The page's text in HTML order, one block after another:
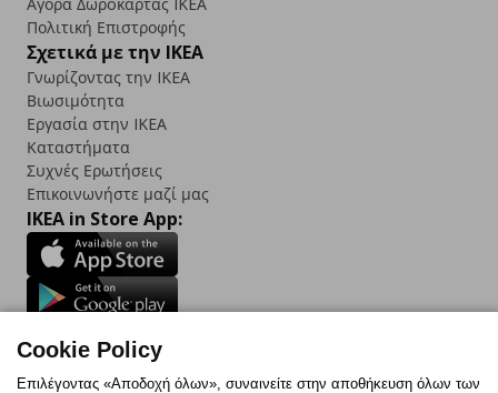
Πολιτική Επιστροφής
Σχετικά με την IKEA
Γνωρίζοντας την IKEA
Βιωσιμότητα
Εργασία στην IKEA
Καταστήματα
Συχνές Ερωτήσεις
Επικοινωνήστε μαζί μας
IKEA in Store App:
FacebookInstagram
TikTokYoutubePinterestTwitter
Cookie Policy
Επιλέγοντας «Αποδοχή όλων», συναινείτε στην αποθήκευση όλων των